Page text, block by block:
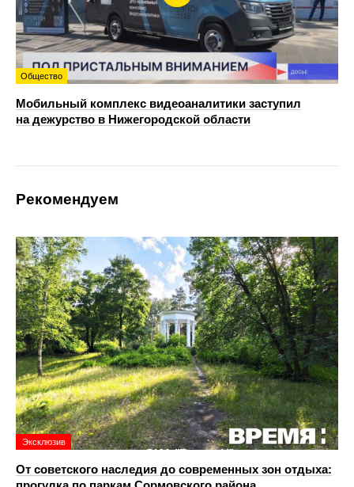
Общество
Мобильный комплекс видеоаналитики заступил
на дежурство в Нижегородской области
Рекомендуем
Эксклюзив
От советского наследия до современных зон отдыха: